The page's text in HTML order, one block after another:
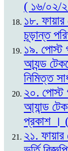
( ১৬/০২/
১৮.
চূড়ান্ত
১৯. পোস্ট
আ্যন্ড
নিমিত্ত
২০. পোস্ট
আ্যান্ড
প্রকাশ ।
২১. ফায়ার